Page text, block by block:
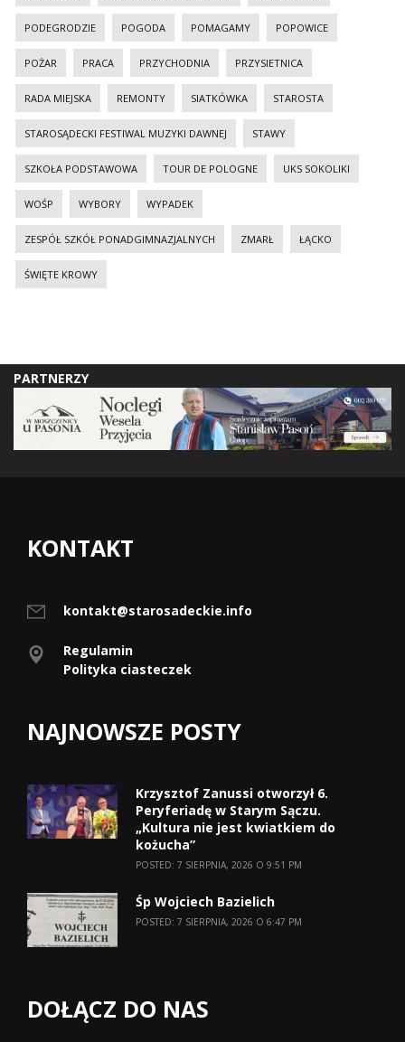
PODEGRODZIE POGODA POMAGAMY POPOWICE
POŻAR PRACA PRZYCHODNIA PRZYSIETNICA
RADA MIEJSKA REMONTY SIATKÓWKA STAROSTA
STAROSĄDECKI FESTIWAL MUZYKI DAWNEJ STAWY
SZKOŁA PODSTAWOWA TOUR DE POLOGNE UKS SOKOLIKI
WOŚP WYBORY WYPADEK
ZESPÓŁ SZKÓŁ PONADGIMNAZJALNYCH ZMARŁ ŁĄCKO
ŚWIĘTE KROWY
PARTNERZY
KONTAKT
kontakt@starosadeckie.info
Regulamin
Polityka ciasteczek
NAJNOWSZE POSTY
Krzysztof Zanussi otworzył 6.
Peryferiadę w Starym Sączu.
„Kultura nie jest kwiatkiem do
kożucha”
POSTED: 7 SIERPNIA, 2026 O 9:51 PM
Śp Wojciech Bazielich
POSTED: 7 SIERPNIA, 2026 O 6:47 PM
DOŁĄCZ DO NAS